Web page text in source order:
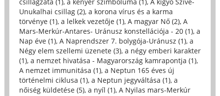
csillagzata (1), a kenyér szimbóluma (1), A kígyó Szíve-
Unukalhai csillag (2), a korona vírus és a karma
törvénye (1), a lelkek vezetője (1), A magyar Nő (2), A
Mars-Merkúr-Antares- Uránusz konstellációja - 20 (1), a
Nap éve (1), A Naprendszer 7. bolygója-Uránusz (1), a
Négy elem szellemi üzenete (3), a négy emberi karakter
(1), a nemzet hivatása - Magyarország kamrapontja (1),
A nemzet immunitása (1), a Neptun 165 éves új
történelmi ciklusa (1), a Neptun jegyváltása (1), a
nőiség küldetése (5), a nyíl (1), A Nyilas mars-Merkúr